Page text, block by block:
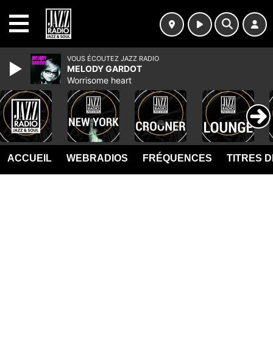
ACCUEIL WEBRADIOS FRÉQUENCES TITRES
VOUS ÉCOUTEZ JAZZ RADIO
MELODY GARDOT
Worrisome heart